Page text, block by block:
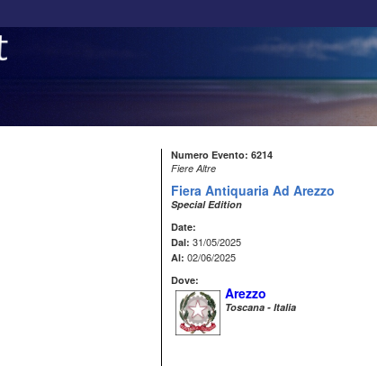
Numero Evento: 6214
Fiere Altre
Fiera Antiquaria Ad Arezzo
Special Edition
Date:
Dal: 31/05/2025
Al: 02/06/2025
Dove:
Arezzo
Toscana - Italia